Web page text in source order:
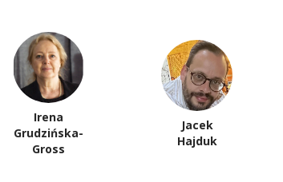
Irena
Grudzińska-
Gross
Jacek
Hajduk